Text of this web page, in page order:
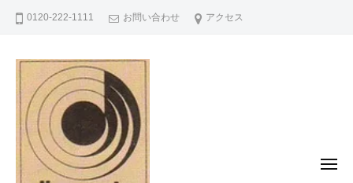
0120-222-1111 お問い合わせ アクセス
メ